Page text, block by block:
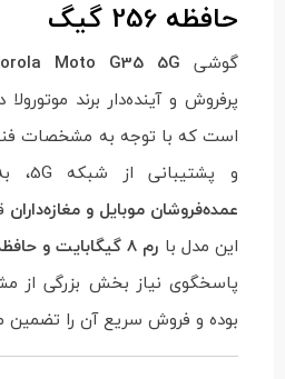
حافظه 256 گیگ
گوشی Moto G35 5G
پرفروش و آینده‌دار برند
است که با توجه به مشخصات
و پشتیبانی از شبکه 5G، به‌طور ویژه مورد توجه
عمده‌فروشان موبایل و مغازه‌داران
این مدل با رم 8 گیگابایت و حافظه داخلی 256 گیگابایت
پاسخگوی نیاز بخش بزرگی از
بوده و فروش سریع آن را تضمین